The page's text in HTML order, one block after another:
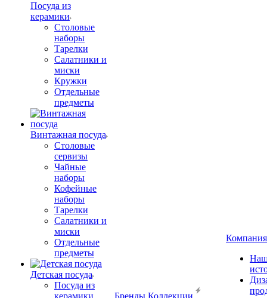
Посуда из
керамики
Столовые
наборы
Тарелки
Салатники и
миски
Кружки
Отдельные
предметы
Винтажная посуда
Столовые
сервизы
Чайные
наборы
Кофейные
наборы
Тарелки
Салатники и
миски
Отдельные
предметы
Детская посуда
Посуда из
керамики
Бренды Коллекции
Компания